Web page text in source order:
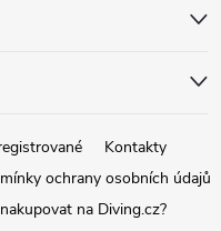
Kontakty
ochrany osobních údajů
na Diving.cz?